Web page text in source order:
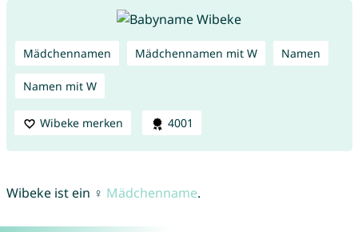
Mädchennamen Mädchennamen mit W Namen
Namen mit W
Wibeke merken 4001
Wibeke ist ein ♀ Mädchenname.